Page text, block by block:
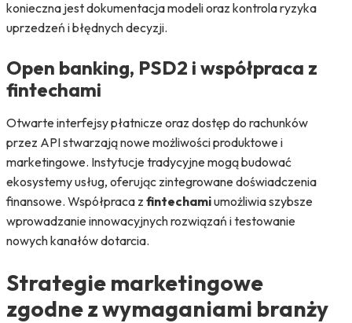
konieczna jest dokumentacja modeli oraz kontrola ryzyka
uprzedzeń i błędnych decyzji.
Open banking, PSD2 i współpraca z
fintechami
Otwarte interfejsy płatnicze oraz dostęp do rachunków
przez API stwarzają nowe możliwości produktowe i
marketingowe. Instytucje tradycyjne mogą budować
ekosystemy usług, oferując zintegrowane doświadczenia
finansowe. Współpraca z fintechamiumożliwia szybsze
wprowadzanie innowacyjnych rozwiązań i testowanie
nowych kanałów dotarcia.
Strategie marketingowe
zgodne z wymaganiami branży